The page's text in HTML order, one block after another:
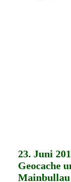
23. Juni
Geocache
Mainbullau